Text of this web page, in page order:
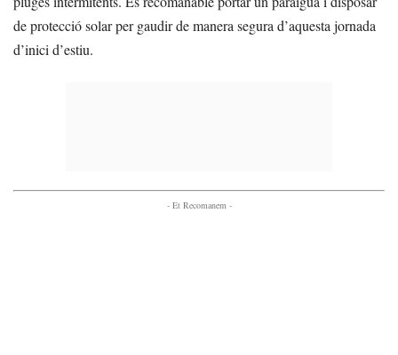
de protecció solar per gaudir de manera segura d’aquesta jornada
d’inici d’estiu.
- Et Recomanem -